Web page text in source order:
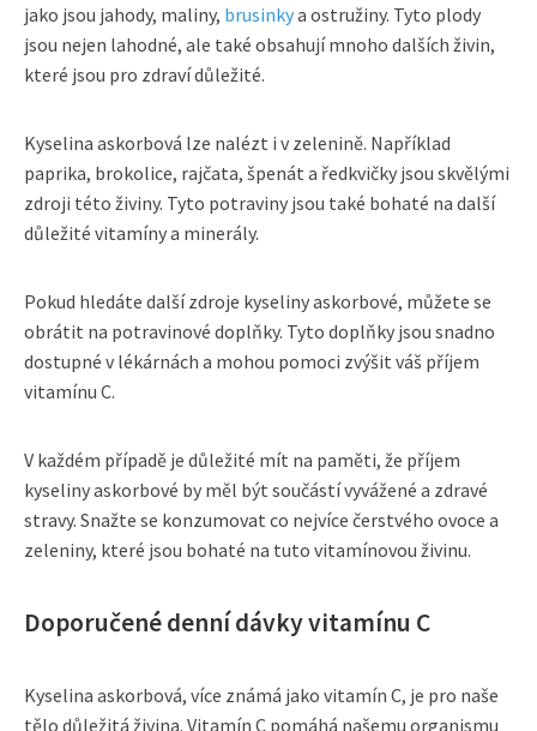
jako jsou jahody, maliny, brusinkya ostružiny. Tyto plody
jsou nejen lahodné, ale také obsahují mnoho dalších živin,
které jsou pro zdraví důležité.
Kyselina askorbová lze nalézt i v zelenině. Například
paprika, brokolice, rajčata, špenát a ředkvičky jsou skvělými
zdroji této živiny. Tyto potraviny jsou také bohaté na další
důležité vitamíny a minerály.
Pokud hledáte další zdroje kyseliny askorbové, můžete se
obrátit na potravinové doplňky. Tyto doplňky jsou snadno
dostupné v lékárnách a mohou pomoci zvýšit váš příjem
vitamínu C.
V každém případě je důležité mít na paměti, že příjem
kyseliny askorbové by měl být součástí vyvážené a zdravé
stravy. Snažte se konzumovat co nejvíce čerstvého ovoce a
zeleniny, které jsou bohaté na tuto vitamínovou živinu.
Doporučené denní dávky vitamínu C
Kyselina askorbová, více známá jako vitamín C, je pro naše
tělo důležitá živina. Vitamín C pomáhá našemu organismu